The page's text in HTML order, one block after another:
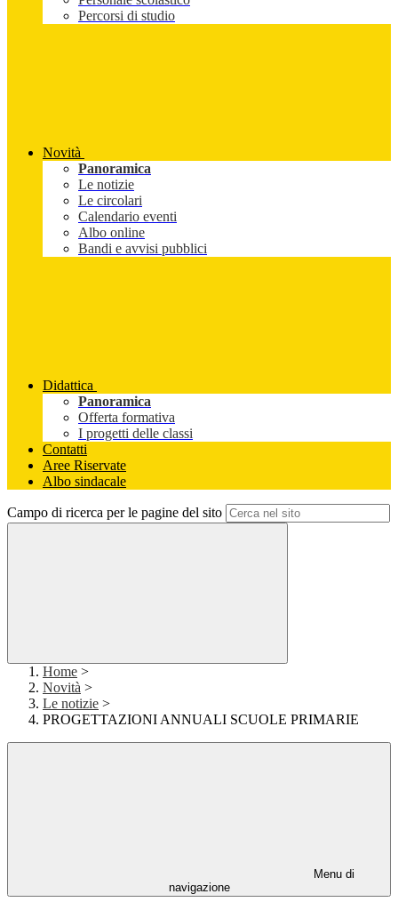
Percorsi di studio
Novità
Panoramica
Le notizie
Le circolari
Calendario eventi
Albo online
Bandi e avvisi pubblici
Didattica
Panoramica
Offerta formativa
I progetti delle classi
Contatti
Aree Riservate
Albo sindacale
Campo di ricerca per le pagine del sito
Home >
Novità >
Le notizie >
PROGETTAZIONI ANNUALI SCUOLE PRIMARIE
Menu di
navigazione